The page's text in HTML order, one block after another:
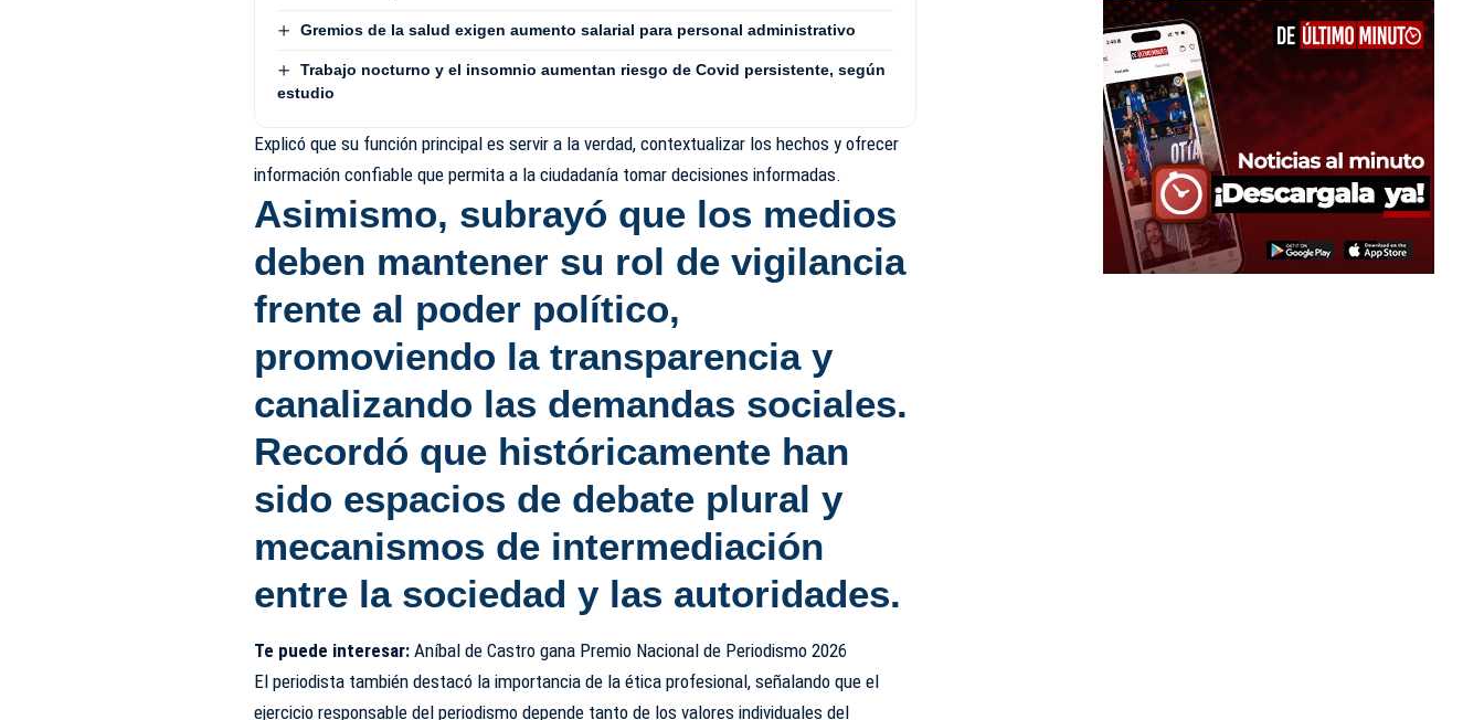
Gremios de la salud exigen aumento salarial para personal administrativo
Trabajo nocturno y el insomnio aumentan riesgo de Covid persistente, según
estudio
Explicó que su función principal es servir a la verdad, contextualizar los hechos y ofrecer
información confiable que permita a la ciudadanía tomar decisiones informadas.
Asimismo, subrayó que los medios
deben mantener su rol de vigilancia
frente al poder político,
promoviendo la transparencia y
canalizando las demandas sociales.
Recordó que históricamente han
sido espacios de debate plural y
mecanismos de intermediación
entre la sociedad y las autoridades.
Te puede interesar:Aníbal de Castro gana Premio Nacional de Periodismo 2026
El periodista también destacó la importancia de la ética profesional, señalando que el
ejercicio responsable del periodismo depende tanto de los valores individuales del